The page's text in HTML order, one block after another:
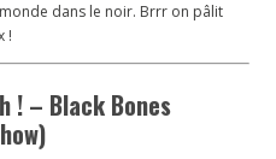
dans le noir. Brrr on pâlit
!
! – Black Bones